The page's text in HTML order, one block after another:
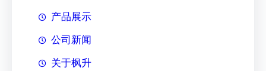
产品展示
公司新闻
关于枫升